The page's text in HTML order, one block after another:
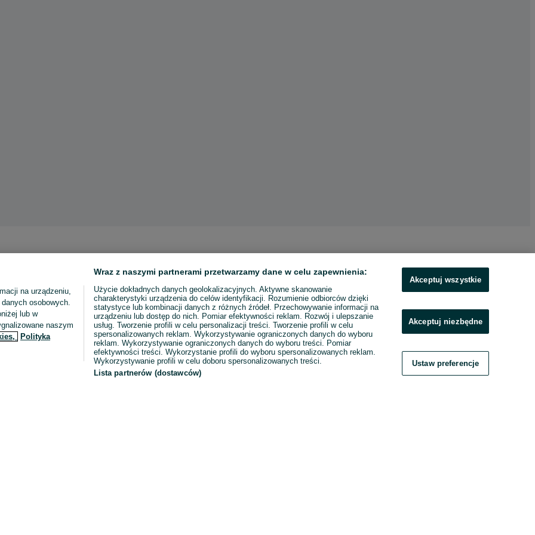
na urządzeniu,
osobowych.
lub w
naszym
Polityka
Wraz z naszymi partnerami przetwarzamy dane w celu zapewnienia:
Użycie dokładnych danych geolokalizacyjnych. Aktywne skanowanie
charakterystyki urządzenia do celów identyfikacji. Rozumienie odbiorców dzięki
statystyce lub kombinacji danych z różnych źródeł. Przechowywanie informacji na
urządzeniu lub dostęp do nich. Pomiar efektywności reklam. Rozwój i ulepszanie
usług. Tworzenie profili w celu personalizacji treści. Tworzenie profili w celu
spersonalizowanych reklam. Wykorzystywanie ograniczonych danych do wyboru
reklam. Wykorzystywanie ograniczonych danych do wyboru treści. Pomiar
efektywności treści. Wykorzystanie profili do wyboru spersonalizowanych reklam.
Wykorzystywanie profili w celu doboru spersonalizowanych treści.
Lista partnerów (dostawców)
Akceptuj wszystkie
Akceptuj niezbędne
Ustaw preferencje